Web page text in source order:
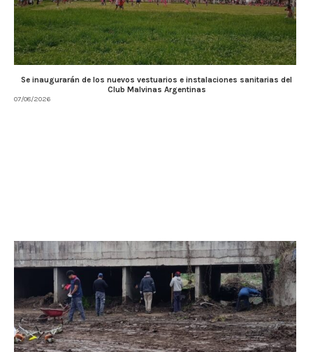
Se inaugurarán de los nuevos vestuarios e instalaciones sanitarias del
Club Malvinas Argentinas
07/08/2026